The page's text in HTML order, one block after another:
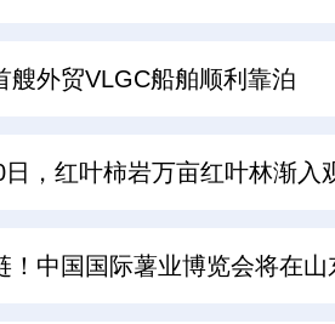
艘外贸VLGC船舶顺利靠泊
日，红叶柿岩万亩红叶林渐入
！中国国际薯业博览会将在山